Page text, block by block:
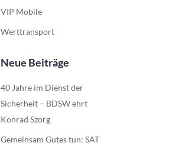
VIP Mobile
Werttransport
Neue Beiträge
40 Jahre im Dienst der
Sicherheit – BDSW ehrt
Konrad Szorg
Gemeinsam Gutes tun: SAT